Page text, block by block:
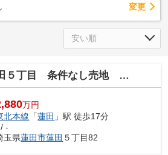
変更
丁目 条件なし売地 南道路53坪
万円
北本線 「蓮田 」駅 徒歩17分
-
玉県蓮田市蓮田 ５丁目82